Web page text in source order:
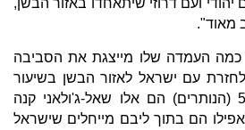
מאוד".
כמה העמדה שלו מייצגת את הסביבה
לחזרת עם ישראל לאזור הבשן בשיעור
של 95% בסוריה. ה-5% (הנותרים) הם אלו שאל-ג'ולאני קנה
הם בתוך ליבם מייחלים שישראל